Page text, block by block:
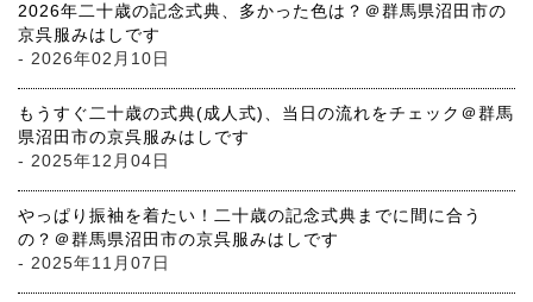
2026年二十歳の記念式典、多かった色は？＠群馬県沼田市の
京呉服みはしです
- 2026年02月10日
もうすぐ二十歳の式典(成人式)、当日の流れをチェック＠群馬
県沼田市の京呉服みはしです
- 2025年12月04日
やっぱり振袖を着たい！二十歳の記念式典までに間に合う
の？＠群馬県沼田市の京呉服みはしです
- 2025年11月07日